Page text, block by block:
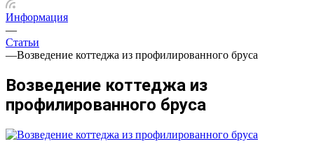
Информация
—
Статьи
—Возведение коттеджа из профилированного бруса
Возведение коттеджа из
профилированного бруса